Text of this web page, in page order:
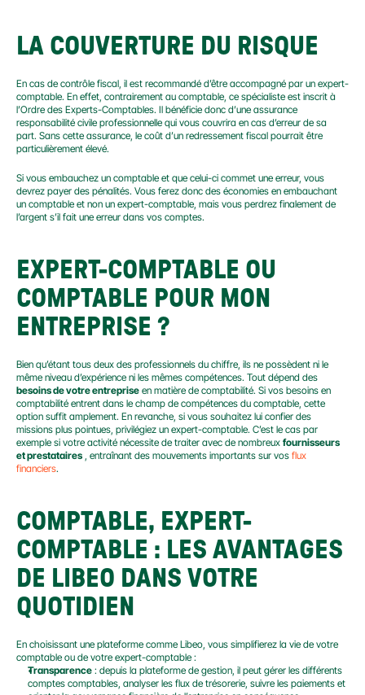
LA COUVERTURE DU RISQUE
En cas de contrôle fiscal, il est recommandé d’être accompagné par un expert-
comptable. En effet, contrairement au comptable, ce spécialiste est inscrit à
l’Ordre des Experts-Comptables. Il bénéficie donc d’une assurance
responsabilité civile professionnelle qui vous couvrira en cas d’erreur de sa
part. Sans cette assurance, le coût d’un redressement fiscal pourrait être
particulièrement élevé.
Si vous embauchez un comptable et que celui-ci commet une erreur, vous
devrez payer des pénalités. Vous ferez donc des économies en embauchant
un comptable et non un expert-comptable, mais vous perdrez finalement de
l’argent s’il fait une erreur dans vos comptes.
EXPERT-COMPTABLE OU
COMPTABLE POUR MON
ENTREPRISE ?
Bien qu’étant tous deux des professionnels du chiffre, ils ne possèdent ni le
besoins de votre entreprise en matière de comptabilité. Si vos besoins en
comptabilité entrent dans le champ de compétences du comptable, cette
option suffit amplement. En revanche, si vous souhaitez lui confier des
missions plus pointues, privilégiez un expert-comptable. C’est le cas par
exemple si votre activité nécessite de traiter avec de nombreux fournisseurs
et prestataires , entraînant des mouvements importants sur vos flux
financiers.
COMPTABLE, EXPERT-
COMPTABLE : LES AVANTAGES
DE LIBEO DANS VOTRE
QUOTIDIEN
En choisissant une plateforme comme Libeo, vous simplifierez la vie de votre
comptable ou de votre expert-comptable :
Transparence : depuis la plateforme de gestion, il peut gérer les différents
comptes comptables, analyser les flux de trésorerie, suivre les paiements et